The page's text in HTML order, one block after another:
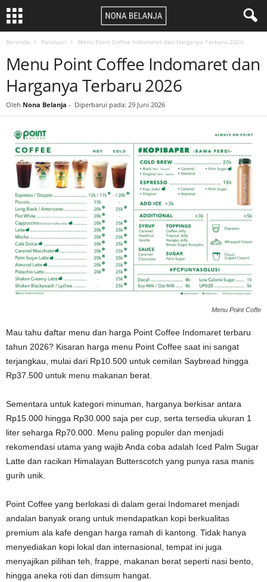
Beranda Panduan Menu Point Coffee Indomaret dan Harganya Terbaru 2026
Menu Point Coffee Indomaret dan
Harganya Terbaru 2026
Oleh Nona Belanja - Diperbarui pada: 29 Juni 2026
Menu Point Coffe
Mau tahu daftar menu dan harga Point Coffee Indomaret terbaru
tahun 2026? Kisaran harga menu Point Coffee saat ini sangat
terjangkau, mulai dari Rp10.500 untuk cemilan Saybread hingga
Rp37.500 untuk menu makanan berat.
Sementara untuk kategori minuman, harganya berkisar antara
Rp15.000 hingga Rp30.000 saja per cup, serta tersedia ukuran 1
liter seharga Rp70.000. Menu paling populer dan menjadi
rekomendasi utama yang wajib Anda coba adalah Iced Palm Sugar
Latte dan racikan Himalayan Butterscotch yang punya rasa manis
gurih unik.
Point Coffee yang berlokasi di dalam gerai Indomaret menjadi
andalan banyak orang untuk mendapatkan kopi berkualitas
premium ala kafe dengan harga ramah di kantong. Tidak hanya
menyediakan kopi lokal dan internasional, tempat ini juga
menyajikan pilihan teh, frappe, makanan berat seperti nasi bento,
hingga aneka roti dan dimsum hangat.